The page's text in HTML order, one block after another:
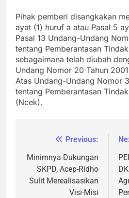
Pihak pemberi disangkakan
ayat (1) huruf a atau Pasal 5
Pasal 13 Undang-Undang
tentang Pemberantasan
sebagaimana telah diubah
Undang Nomor 20 Tahun
Atas Undang-Undang Nomor
tentang Pemberantasan
(Ncek).
Navigasi
pos
Previous:
Minimnya Dukungan
SKPD, Acep-Ridho
Sulit Merealisasikan
Visi-Misi